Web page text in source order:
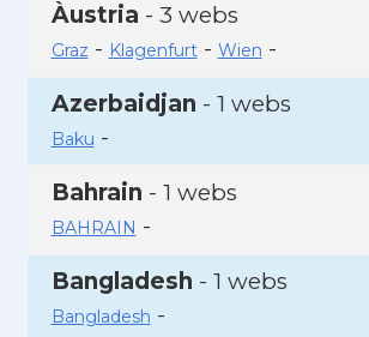
Àustria - 3 webs
Graz - Klagenfurt- Wien -
Azerbaidjan - 1 webs
Baku -
Bahrain - 1 webs
BAHRAIN -
Bangladesh - 1 webs
Bangladesh -